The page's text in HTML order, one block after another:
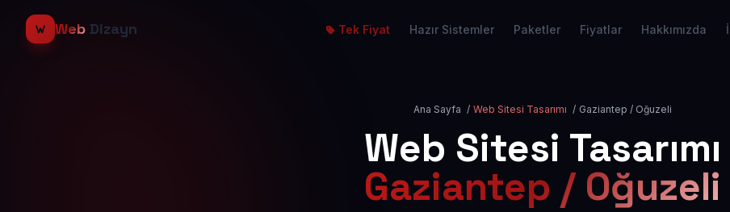
Web Dizayn Tek Fiyat Hazır Sistemler Paketler Fiyatlar Hakkımızda
Ana Sayfa / Web Sitesi Tasarımı / Gaziantep / Oğuzeli
Web Sitesi Tasarımı
Gaziantep / Oğuzeli